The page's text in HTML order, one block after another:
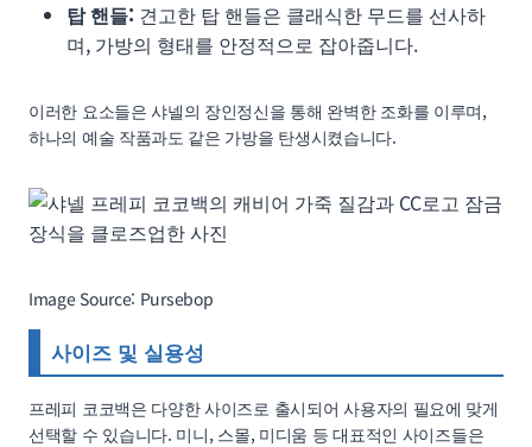
탑 핸들: 견고한 탑 핸들은 클래식한 무드를 선사하
며, 가방의 형태를 안정적으로 잡아줍니다.
이러한 요소들은 샤넬의 장인정신을 통해 완벽한 조화를 이루며,
하나의 예술 작품과도 같은 가방을 탄생시켰습니다.
Image Source: Pursebop
사이즈 및 실용성
프레피 코코백은 다양한 사이즈로 출시되어 사용자의 필요에 맞게
선택할 수 있습니다. 미니, 스몰, 미디움 등 대표적인 사이즈들은